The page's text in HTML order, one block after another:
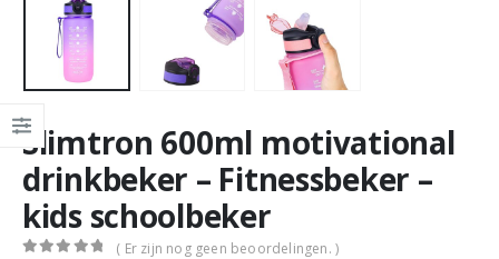
Slimtron 600ml motivational
drinkbeker – Fitnessbeker –
kids schoolbeker
( Er zijn nog geen beoordelingen. )